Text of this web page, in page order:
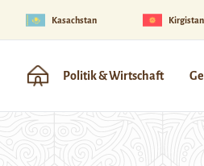
Kasachstan Kirgistan
Politik & Wirtschaft